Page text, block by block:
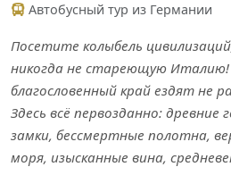
Автобусный тур из Германии
Посетите колыбель
никогда не стареющую
благословенный край ездят не
Здесь всё первозданно: древние
замки, бессмертные полотна,
моря, изысканные вина,